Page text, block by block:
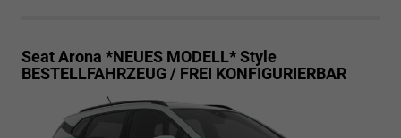
Seat Arona *NEUES MODELL*Style
BESTELLFAHRZEUG / FREI KONFIGURIERBAR